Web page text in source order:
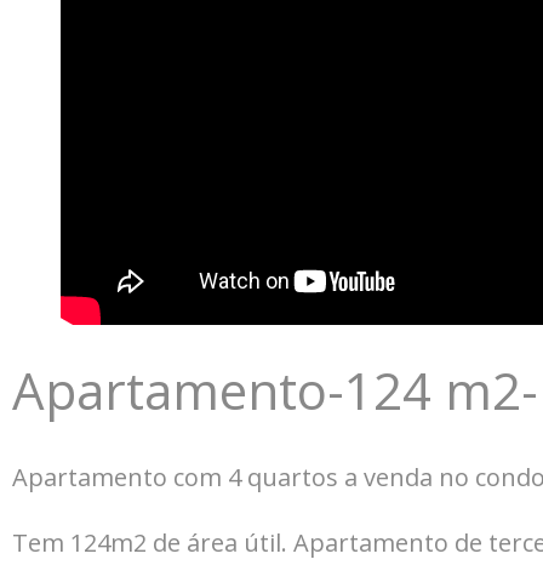
Apartamento-124
Apartamento com 4 quartos a venda no
Tem 124m2 de área útil. Apartamento de